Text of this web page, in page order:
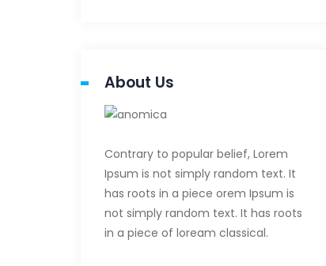
About Us
Contrary to popular belief, Lorem
Ipsum is not simply random text. It
has roots in a piece orem Ipsum is
not simply random text. It has roots
in a piece of loream classical.